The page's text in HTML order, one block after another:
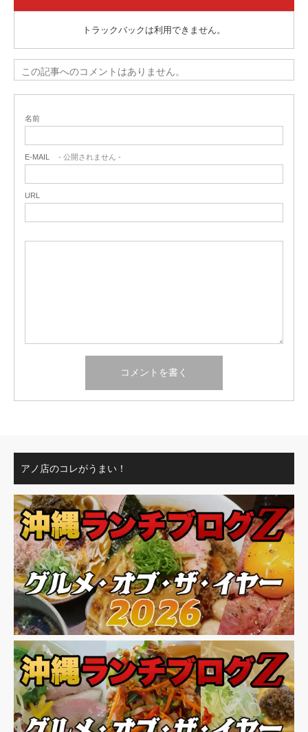
トラックバックは利用できません。
この記事へのコメントはありません。
名前
E-MAIL - 公開されません -
URL
アノ店のコレがうまい！